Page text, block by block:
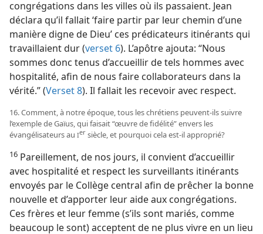
congrégations dans les villes où ils passaient. Jean
déclara qu’il fallait ‘faire partir par leur chemin d’une
manière digne de Dieu’ ces prédicateurs itinérants qui
travaillaient dur (verset 6). L’apôtre ajouta: “Nous
sommes donc tenus d’accueillir de tels hommes avec
hospitalité, afin de nous faire collaborateurs dans la
vérité.” (Verset 8). Il fallait les recevoir avec respect.
16. Comment, à notre époque, tous les chrétiens peuvent-ils suivre
l’exemple de Gaïus, qui faisait “œuvre de fidélité” envers les
évangélisateurs au Ier siècle, et pourquoi cela est-il approprié?
16 Pareillement, de nos jours, il convient d’accueillir
avec hospitalité et respect les surveillants itinérants
envoyés par le Collège central afin de prêcher la bonne
nouvelle et d’apporter leur aide aux congrégations.
Ces frères et leur femme (s’ils sont mariés, comme
beaucoup le sont) acceptent de ne plus vivre en un lieu